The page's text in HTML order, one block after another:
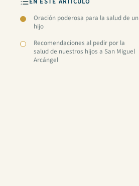
Oración poderosa para la salud de un
hijo
Recomendaciones al pedir por la
salud de nuestros hijos a San Miguel
Arcángel